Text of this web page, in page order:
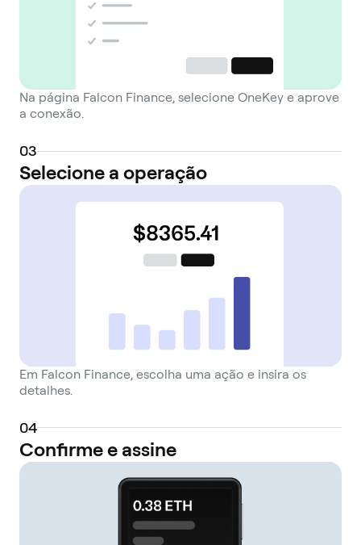
Na página Falcon Finance, selecione OneKey e aprove
a conexão.
03
Selecione a operação
Em Falcon Finance, escolha uma ação e insira os
detalhes.
04
Confirme e assine